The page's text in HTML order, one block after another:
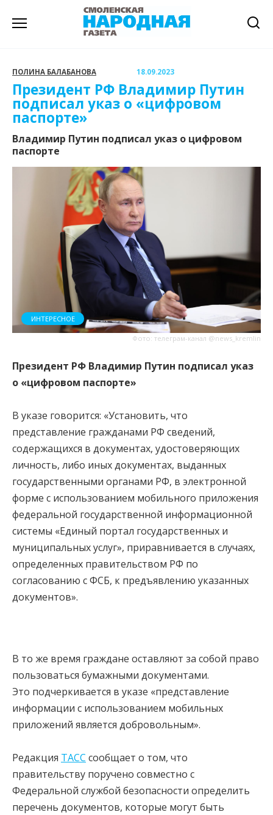
ПОЛИНА БАЛАБАНОВА 18.09.2023
Президент РФ Владимир Путин
подписал указ о «цифровом
паспорте»
Владимир Путин подписал указ о цифровом
паспорте
Фото: телеграм-канал @news_kremlin
ИНТЕРЕСНОЕ
Президент РФ Владимир Путин подписал указ
о «цифровом паспорте»
В указе говорится: «Установить, что
представление гражданами РФ сведений,
содержащихся в документах, удостоверяющих
личность, либо иных документах, выданных
государственными органами РФ, в электронной
форме с использованием мобильного приложения
федеральной государственной информационной
системы «Единый портал государственных и
муниципальных услуг», приравнивается в случаях,
определенных правительством РФ по
согласованию с ФСБ, к предъявлению указанных
документов».
В то же время граждане оставляют за собой право
пользоваться бумажными документами.
Это подчеркивается в указе «представление
информации с использованием мобильных
приложений является добровольным».
Редакция ТАСС сообщает о том, что
правительству поручено совместно с
Федеральной службой безопасности определить
перечень документов, которые могут быть